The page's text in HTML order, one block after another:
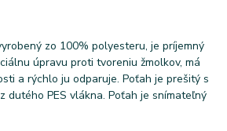
zo 100% polyesteru, je príjemný
úpravu proti tvoreniu žmolkov, má
a rýchlo ju odparuje. Poťah je prešitý s
dutého PES vlákna. Poťah je snímateľný